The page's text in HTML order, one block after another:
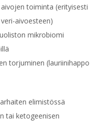
toiminta (erityisesti
aivoesteen)
mikrobiomi
torjuminen (lauriinihappo
elimistössä
tai ketogeenisen